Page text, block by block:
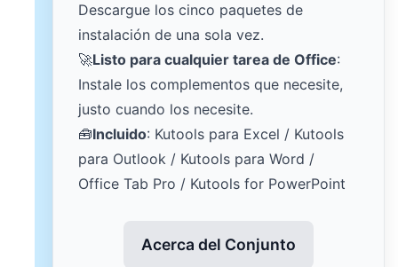
Descargue los cinco paquetes de
instalación de una sola vez.
🚀Listo para cualquier tarea de Office:
Instale los complementos que necesite,
justo cuando los necesite.
🧰Incluido: Kutools para Excel / Kutools
para Outlook / Kutools para Word /
Office Tab Pro / Kutools for PowerPoint
Acerca del Conjunto